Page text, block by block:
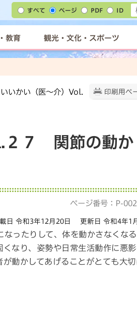
すべて ページ PDF ID
教育 観光・文化・スポーツ
印刷用ペ
いかい（医～介）Vol.
２７ 関節の動か
ページ番号：P-
日 令和3年12月20日 更新日 令和4年1
ったりして、体を動かさなくなる
なり、姿勢や日常生活動作に悪
動かしてあげることがとても大切